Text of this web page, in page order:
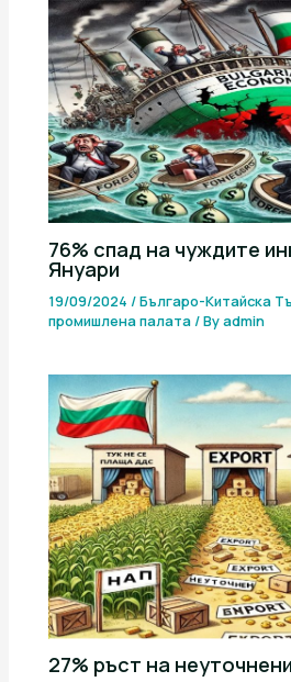
76% спад на чуждите
Януари
19/09/2024/Българо-Китайска
промишлена палaта/ Byadmin
27% ръст на